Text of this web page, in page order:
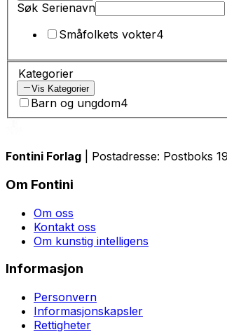
Søk Serienavn
Småfolkets vokter4
Kategorier
Vis Kategorier
Barn og ungdom4
Fontini Forlag | Postadresse: Postboks
Om Fontini
Om oss
Kontakt oss
Om kunstig intelligens
Informasjon
Personvern
Informasjonskapsler
Rettigheter